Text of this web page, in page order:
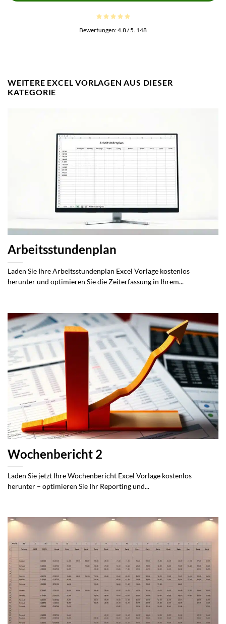
Bewertungen:4.8/ 5. 148
WEITERE EXCEL VORLAGEN AUS DIESER
KATEGORIE
Arbeitsstundenplan
Laden Sie Ihre Arbeitsstundenplan Excel Vorlage kostenlos
herunter und optimieren Sie die Zeiterfassung in Ihrem...
Wochenbericht 2
Laden Sie jetzt Ihre Wochenbericht Excel Vorlage kostenlos
herunter – optimieren Sie Ihr Reporting und...